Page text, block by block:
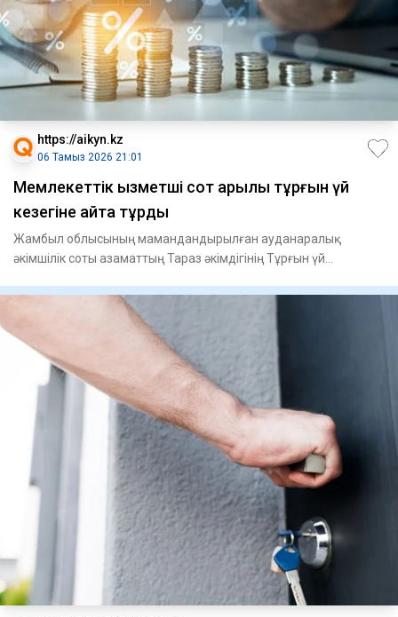
https://aikyn.kz
06 Тамыз 2026 21:01
Мемлекеттік қызметші сот арқылы тұрғын үй
кезегіне қайта тұрды
Жамбыл облысының мамандандырылған ауданаралық
әкімшілік соты азаматтың Тараз әкімдігінің Тұрғын үй